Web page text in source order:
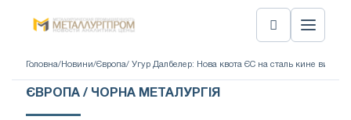
Головна/ Новини/Європа/ Угур Далбелер: Нова квота ЄС на сталь кине виклик
ЄВРОПА / ЧОРНА МЕТАЛУРГІЯ